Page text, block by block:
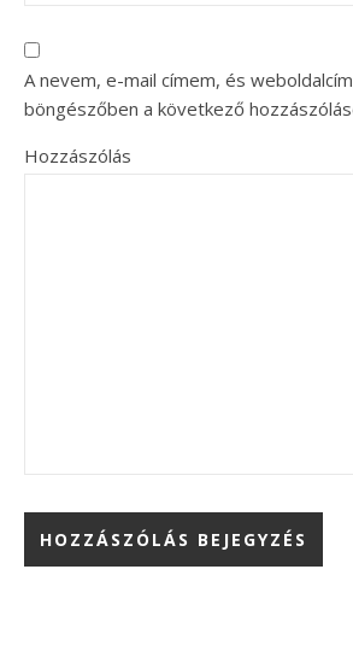
A nevem, e-mail címem, és
böngészőben a következő
Hozzászólás